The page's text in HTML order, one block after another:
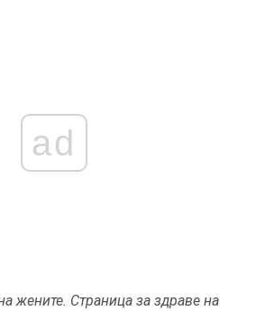
ad
жените. Страница за здраве на